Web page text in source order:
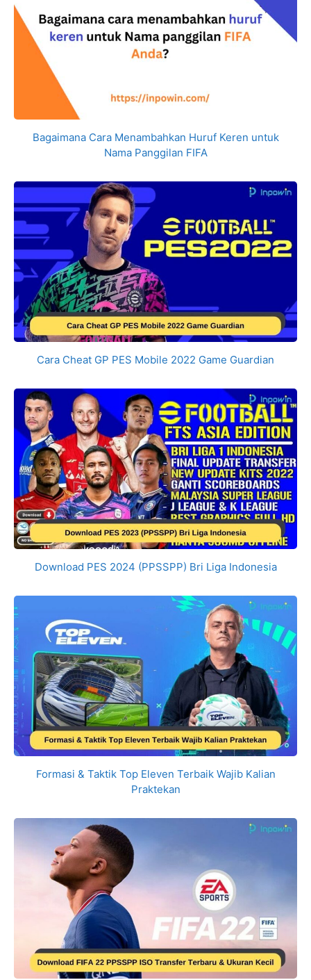
Bagaimana Cara Menambahkan Huruf Keren untuk
Nama Panggilan FIFA
Cara Cheat GP PES Mobile 2022 Game Guardian
Download PES 2024 (PPSSPP) Bri Liga Indonesia
Formasi & Taktik Top Eleven Terbaik Wajib Kalian
Praktekan